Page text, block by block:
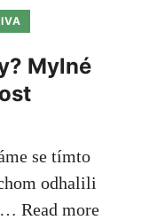
Mylné
se‌ tímto
odhalili
… Read more